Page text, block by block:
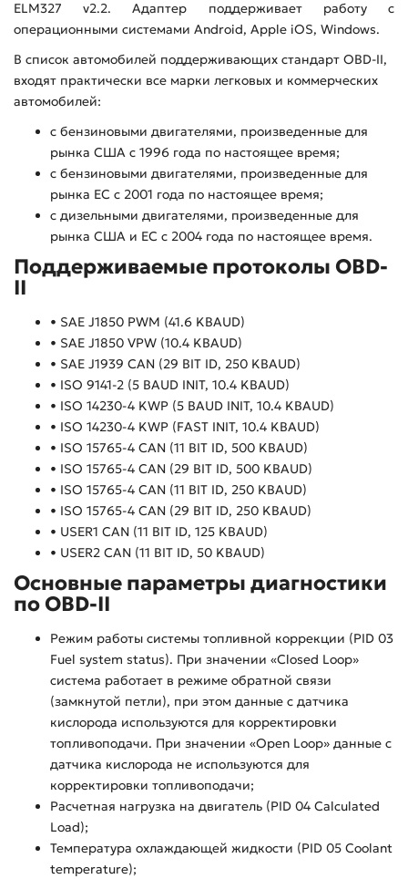
ELM327 v2.2. Адаптер поддерживает работу с
операционными системами Android, Apple iOS, Windows.
В список автомобилей поддерживающих стандарт OBD-II,
входят практически все марки легковых и коммерческих
автомобилей:
с бензиновыми двигателями, произведенные для
рынка США с 1996 года по настоящее время;
с бензиновыми двигателями, произведенные для
рынка ЕС с 2001 года по настоящее время;
с дизельными двигателями, произведенные для
рынка США и ЕС с 2004 года по настоящее время.
Поддерживаемые протоколы OBD-
II
• SAE J1850 PWM (41.6 KBAUD)
• SAE J1850 VPW (10.4 KBAUD)
• SAE J1939 CAN (29 BIT ID, 250 KBAUD)
• ISO 9141-2 (5 BAUD INIT, 10.4 KBAUD)
• ISO 14230-4 KWP (5 BAUD INIT, 10.4 KBAUD)
• ISO 14230-4 KWP (FAST INIT, 10.4 KBAUD)
• ISO 15765-4 CAN (11 BIT ID, 500 KBAUD)
• ISO 15765-4 CAN (29 BIT ID, 500 KBAUD)
• ISO 15765-4 CAN (11 BIT ID, 250 KBAUD)
• ISO 15765-4 CAN (29 BIT ID, 250 KBAUD)
• USER1 CAN (11 BIT ID, 125 KBAUD)
• USER2 CAN (11 BIT ID, 50 KBAUD)
Основные параметры диагностики
по OBD-II
Режим работы системы топливной коррекции (PID 03
Fuel system status). При значении «Closed Loop»
система работает в режиме обратной связи
(замкнутой петли), при этом данные с датчика
кислорода используются для корректировки
топливоподачи. При значении «Open Loop» данные с
датчика кислорода не используются для
корректировки топливоподачи;
Расчетная нагрузка на двигатель (PID 04 Calculated
Load);
Температура охлаждающей жидкости (PID 05 Coolant
temperature);